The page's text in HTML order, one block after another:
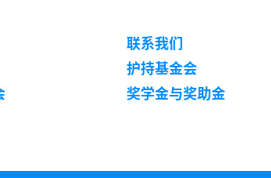
联系我们
护持基金会
奖学金与奖助金